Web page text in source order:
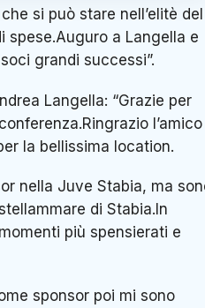
si può stare nell’elitè del
spese.Auguro a Langella e
grandi successi”.
Langella: “Grazie per
l’amico
la bellissima location.
nella Juve Stabia, ma
di Stabia.In
più spensierati e
sponsor poi mi sono